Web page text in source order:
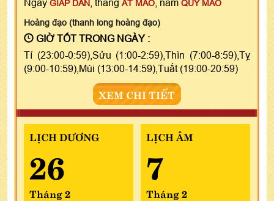
Ngày GIÁP DẦN , tháng ẤT MÃO , năm QUÝ MÃO
Hoàng đạo (thanh long hoàng đạo)
GIỜ TỐT TRONG NGÀY :
Tí (23:00-0:59),Sửu (1:00-2:59),Thìn (7:00-8:59),Tỵ
(9:00-10:59),Mùi (13:00-14:59),Tuất (19:00-20:59)
XEM CHI TIẾT
LỊCH DƯƠNG
26
Tháng 2
LỊCH ÂM
7
Tháng 2